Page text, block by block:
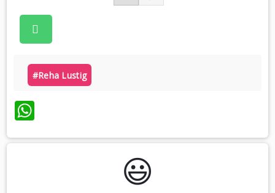
#reha Lustig
WhatsApp
😃️